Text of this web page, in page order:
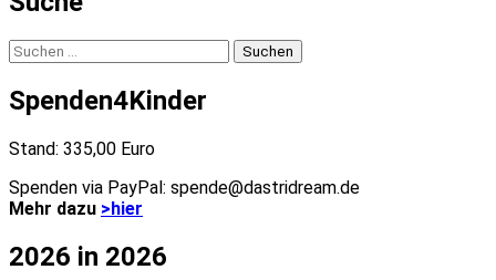
Suchen
nach:
Spenden4Kinder
Stand: 335,00 Euro
Spenden via PayPal: spende@dastridream.de
Mehr dazu >hier
2026 in 2026